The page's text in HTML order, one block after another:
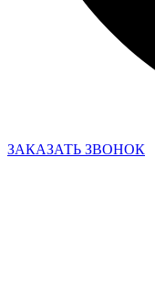
ЗАКАЗАТЬ ЗВОНОК